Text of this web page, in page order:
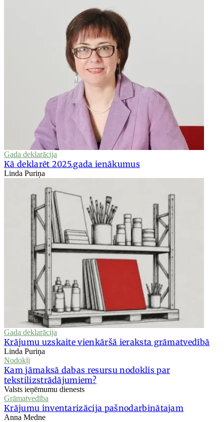
Gada deklarācija
Kā deklarēt 2025.gada ienākumus
Linda Puriņa
Gada deklarācija
Krājumu uzskaite vienkāršā ieraksta grāmatvedībā
Linda Puriņa
Nodokļi
Kam jāmaksā dabas resursu nodoklis par
tekstilizstrādājumiem?
Valsts ieņēmumu dienests
Grāmatvedība
Krājumu inventarizācija pašnodarbinātajam
Anna Medne